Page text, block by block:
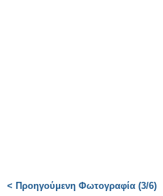
< Προηγούμενη Φωτογραφία (3/6)